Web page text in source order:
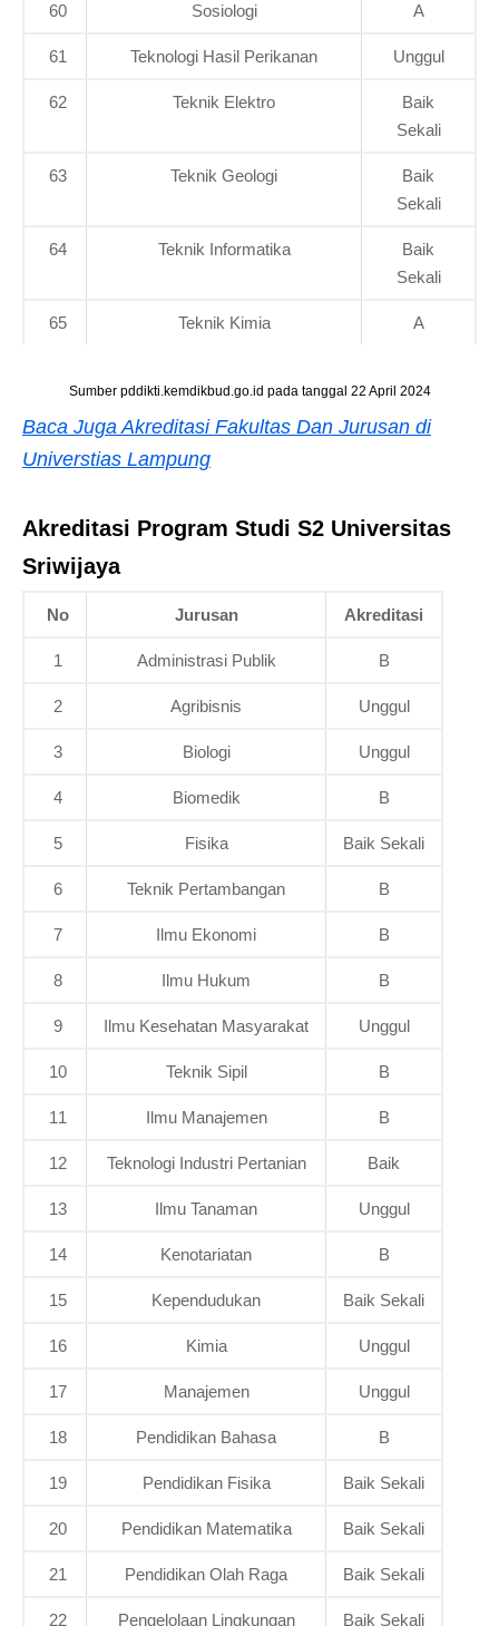
60 Sosiologi A
61 Teknologi Hasil Perikanan Unggul
62 Teknik Elektro
Baik
Sekali
63 Teknik Geologi
Baik
Sekali
64 Teknik Informatika
Baik
Sekali
65 Teknik Kimia A
Sumber pddikti.kemdikbud.go.id pada tanggal 22 April 2024
Baca Juga Akreditasi Fakultas Dan Jurusan di
Universtias Lampung
Akreditasi Program Studi S2 Universitas
Sriwijaya
No Jurusan Akreditasi
1 Administrasi Publik B
2 Agribisnis Unggul
3 Biologi Unggul
4 Biomedik B
5 Fisika Baik Sekali
6 Teknik Pertambangan B
7 Ilmu Ekonomi B
8 Ilmu Hukum B
9 Ilmu Kesehatan Masyarakat Unggul
10 Teknik Sipil B
11 Ilmu Manajemen B
12 Teknologi Industri Pertanian Baik
13 Ilmu Tanaman Unggul
14 Kenotariatan B
15 Kependudukan Baik Sekali
16 Kimia Unggul
17 Manajemen Unggul
18 Pendidikan Bahasa B
19 Pendidikan Fisika Baik Sekali
20 Pendidikan Matematika Baik Sekali
21 Pendidikan Olah Raga Baik Sekali
22 Pengelolaan Lingkungan Baik Sekali